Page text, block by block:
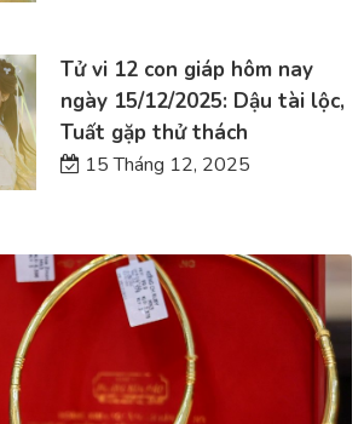
Tử vi 12 con giáp hôm nay
ngày 15/12/2025: Dậu tài lộc,
Tuất gặp thử thách
15 Tháng 12, 2025